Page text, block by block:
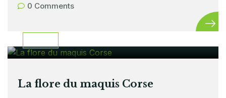
0 Comments
La flore du maquis Corse